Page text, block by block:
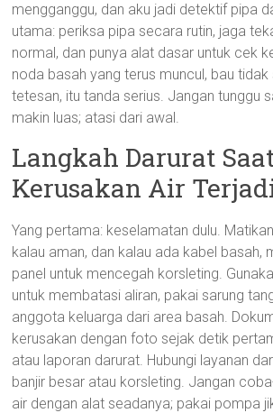
mengganggu, dan aku jadi detektif pipa
utama: periksa pipa secara rutin, jaga
normal, dan punya alat dasar untuk cek
noda basah yang terus muncul, bau
tetesan, itu tanda serius. Jangan tunggu
makin luas; atasi dari awal.
Langkah Darurat
Kerusakan Air
Yang pertama: keselamatan dulu.
kalau aman, dan kalau ada kabel basah,
panel untuk mencegah korsleting.
untuk membatasi aliran, pakai sarung
anggota keluarga dari area basah.
kerusakan dengan foto sejak detik
atau laporan darurat. Hubungi layanan
banjir besar atau korsleting. Jangan
air dengan alat seadanya; pakai pompa